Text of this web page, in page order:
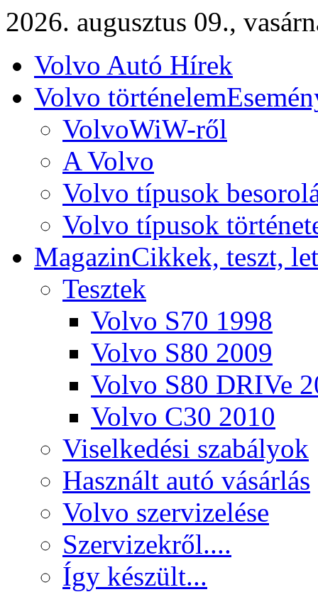
2026. augusztus 09.,
Volvo Autó Hírek
Volvo történelem
VolvoWiW-ről
A Volvo
Volvo típusok
Volvo típusok
MagazinCikkek, teszt,
Tesztek
Volvo S70 1998
Volvo S80 2009
Volvo S80 DRIVe
Volvo C30 2010
Viselkedési szabályok
Használt autó vásárlás
Volvo szervizelése
Szervizekről....
Így készült...